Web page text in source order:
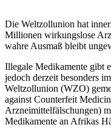
Die Weltzollunion hat
Millionen wirkungslose
wahre Ausmaß bleibt
Illegale Medikamente gibt
jedoch derzeit besonders
Weltzollunion (WZO)
against Counterfeit
Arzneimittelfälschungen)
Medikamente an Afrikas